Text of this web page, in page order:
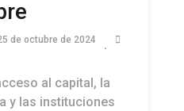
de octubre de 2024
al capital, la
y las instituciones